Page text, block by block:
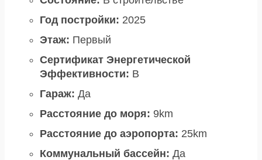
Год постройки: 2025
Этаж: Первый
Сертификат Энергетической
Эффективности: B
Гараж: Да
Расстояние до моря: 9km
Расстояние до аэропорта: 25km
Коммунальный бассейн: Да